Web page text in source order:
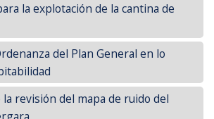
la explotación de la cantina de
del Plan General en lo
revisión del mapa de ruido del